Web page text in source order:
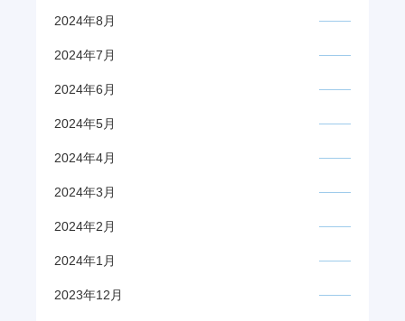
2024年8月
2024年7月
2024年6月
2024年5月
2024年4月
2024年3月
2024年2月
2024年1月
2023年12月